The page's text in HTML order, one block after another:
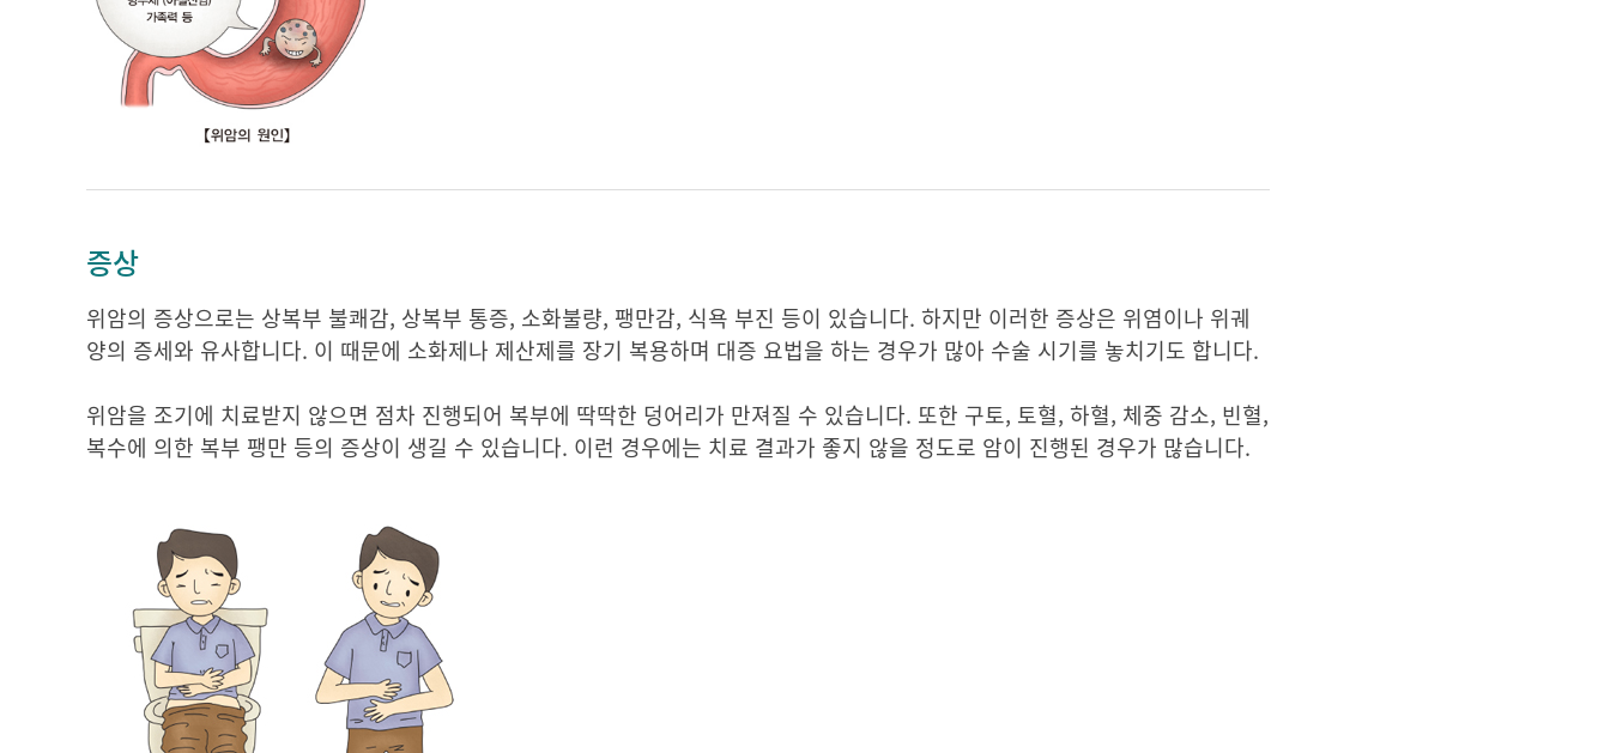
증상
위암의 증상으로는 상복부 불쾌감, 상복부 통증, 소화불량, 팽만감, 식욕 부진 등이 있습니다. 하지만 이러한 증상은 위염이나 위궤
양의 증세와 유사합니다. 이 때문에 소화제나 제산제를 장기 복용하며 대증 요법을 하는 경우가 많아 수술 시기를 놓치기도 합니다.
위암을 조기에 치료받지 않으면 점차 진행되어 복부에 딱딱한 덩어리가 만져질 수 있습니다. 또한 구토, 토혈, 하혈, 체중 감소, 빈혈,
복수에 의한 복부 팽만 등의 증상이 생길 수 있습니다. 이런 경우에는 치료 결과가 좋지 않을 정도로 암이 진행된 경우가 많습니다.